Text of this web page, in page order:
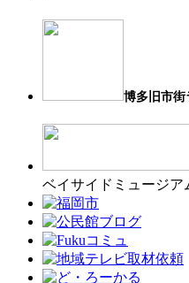
博多旧市街
ベイサイドミュージア